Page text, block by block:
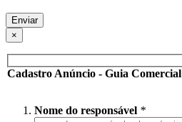
×
Cadastro Anúncio - Guia Comercial
Nome do responsável *